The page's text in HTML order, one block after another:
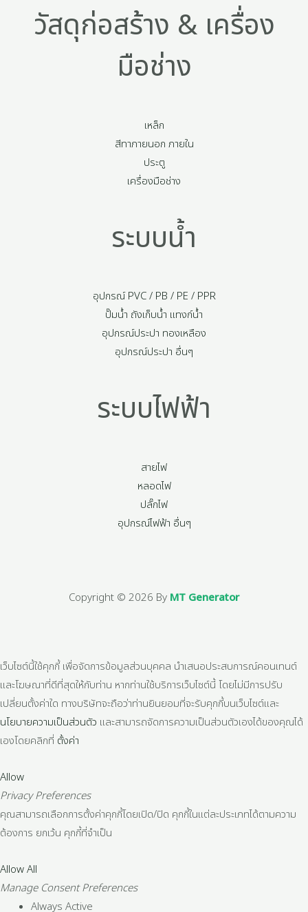
วัสดุก่อสร้าง & เครื่อง
มือช่าง
เหล็ก
สีทาภายนอก ภายใน
ประตู
เครื่องมือช่าง
ระบบน้ำ
อุปกรณ์ PVC / PB / PE / PPR
ปั๊มน้ำ ถังเก็บน้ำ แทงก์น้ำ
อุปกรณ์ประปา ทองเหลือง
อุปกรณ์ประปา อื่นๆ
ระบบไฟฟ้า
สายไฟ
หลอดไฟ
ปลั๊กไฟ
อุปกรณ์ไฟฟ้า อื่นๆ
Copyright © 2026 By MT Generator
เว็บไซต์นี้ใช้คุกกี้ เพื่อจัดการข้อมูลส่วนบุคคล นำเสนอประสบการณ์คอนเทนต์
และโฆษณาที่ดีที่สุดให้กับท่าน หากท่านใช้บริการเว็บไซต์นี้ โดยไม่มีการปรับ
เปลี่ยนตั้งค่าใด ทางบริษัทจะถือว่าท่านยินยอมที่จะรับคุกกี้บนเว็บไซต์และ
นโยบายความเป็นส่วนตัว และสามารถจัดการความเป็นส่วนตัวเองได้ของคุณได้
เองโดยคลิกที่ ตั้งค่า
Allow
Privacy Preferences
คุณสามารถเลือกการตั้งค่าคุกกี้โดยเปิด/ปิด คุกกี้ในแต่ละประเภทได้ตามความ
ต้องการ ยกเว้น คุกกี้ที่จำเป็น
Allow All
Manage Consent Preferences
Always Active